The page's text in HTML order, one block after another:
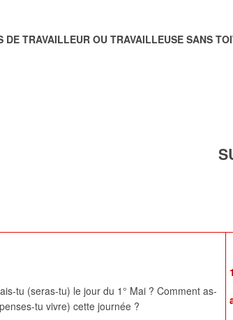
DE TRAVAILLEUR OU TRAVAILLEUSE SANS
tu (seras-tu) le jour du 1° Mai ? Comment as-
tu vivre) cette journée ?